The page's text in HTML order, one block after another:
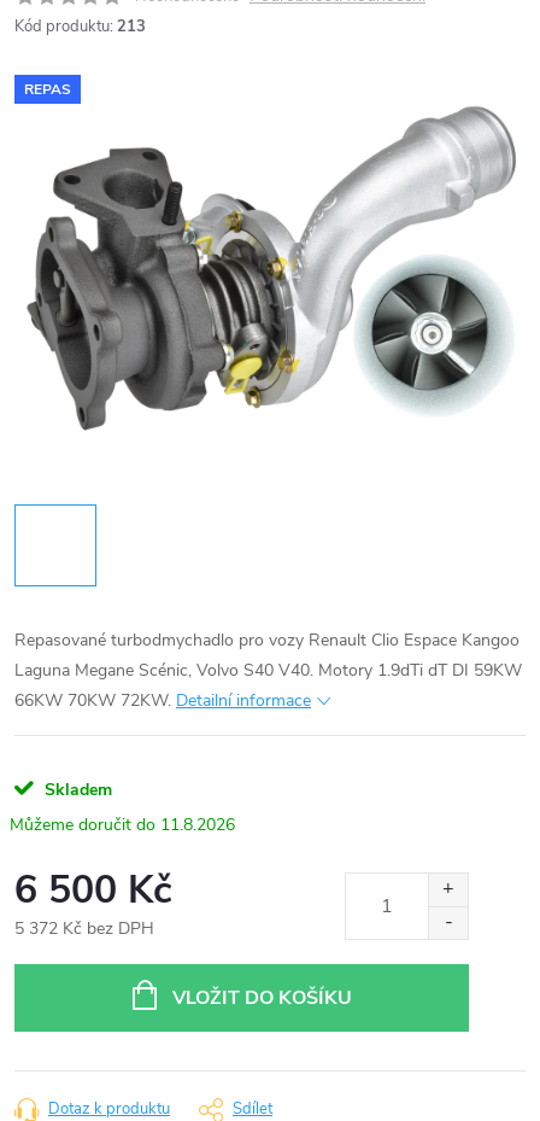
Kód produktu: 213
REPAS
Repasované turbodmychadlo pro vozy Renault Clio Espace Kangoo
Laguna Megane Scénic, Volvo S40 V40. Motory 1.9dTi dT DI 59KW
66KW 70KW 72KW. Detailní informace
Skladem
11.8.2026
6 500 Kč
5 372 Kč bez DPH
VLOŽIT DO KOŠÍKU
Dotaz k produktu Sdílet